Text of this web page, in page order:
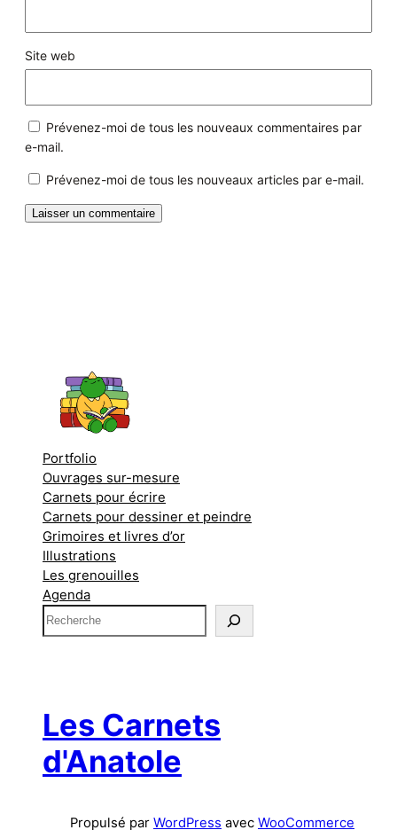
Site web
Prévenez-moi de tous les nouveaux commentaires par
e-mail.
Prévenez-moi de tous les nouveaux articles par e-mail.
Portfolio
Ouvrages sur-mesure
Carnets pour écrire
Carnets pour dessiner et peindre
Grimoires et livres d’or
Illustrations
Les grenouilles
Agenda
R
e
r
c
e
Les Carnets
d'Anatole
Propulsé par WordPress avec WooCommerce